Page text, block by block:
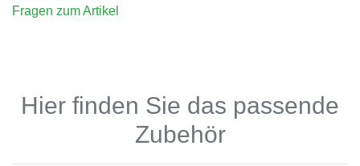
Fragen zum Artikel
Hier finden Sie das passende
Zubehör